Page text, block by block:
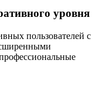
уровня
пользователей с